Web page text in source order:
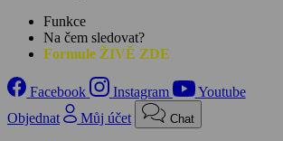
Funkce
Na čem sledovat?
Formule ŽIVĚ ZDE
Facebook Instagram
Youtube
Objednat
Můj účet Chat